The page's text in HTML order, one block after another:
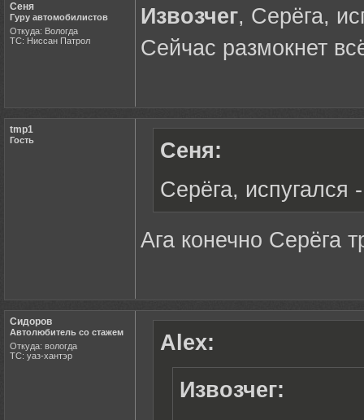
Сеня
Гуру автомобилистов
Откуда: Вологда
ТС: Ниссан Патрол
Извозчег, Серёга,
Сейчас размокнет
tmp1
Гость
Сеня:
Серёга,
Ага конечно Серёга
Сидоров
Автолюбитель со стажем
Откуда: вологда
ТС: уаз-хантэр
Alex:
Извозчег: